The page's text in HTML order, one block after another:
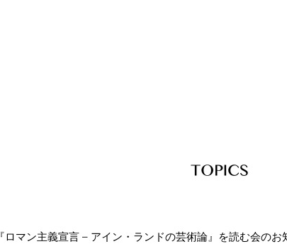
『ロマン主義宣言 – アイン・ランドの芸術論』を読む会のお